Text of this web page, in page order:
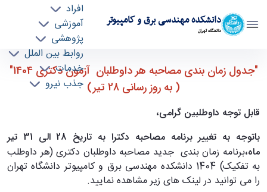
دانشکده مهندسی برق و کامپیوتر
دانشگاه تهران
افراد
آموزشی
پژوهشی
روابط بین الملل
خدمات
جذب نیرو
جدول زمان بندی مصاحبه هر داوطلب آزمون
"جدول زمان بندی مصاحبه هر داوطلبان آزمون دکتری 1404"
( به روز رسانی 28 تیر)
قابل توجه داوطلبین گرامی،
باتوجه به تغییر برنامه مصاحبه دکترا به تاریخ 28 الی 31 تیر
ماه،برنامه زمان بندی جدید مصاحبه داوطلبان دکتری (هر داوطلب
به تفکیک) 1404 دانشکده مهندسی برق و کامپیوتر دانشگاه تهران
را می توانید در لینک های زیر مشاهده نمایید.